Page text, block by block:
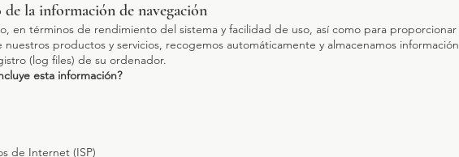
de la información de navegación
en términos de rendimiento del sistema y facilidad de uso, así como para proporcionar
productos y servicios, recogemos automáticamente y almacenamos información
(log files) de su ordenador.
esta información?
de Internet (ISP)